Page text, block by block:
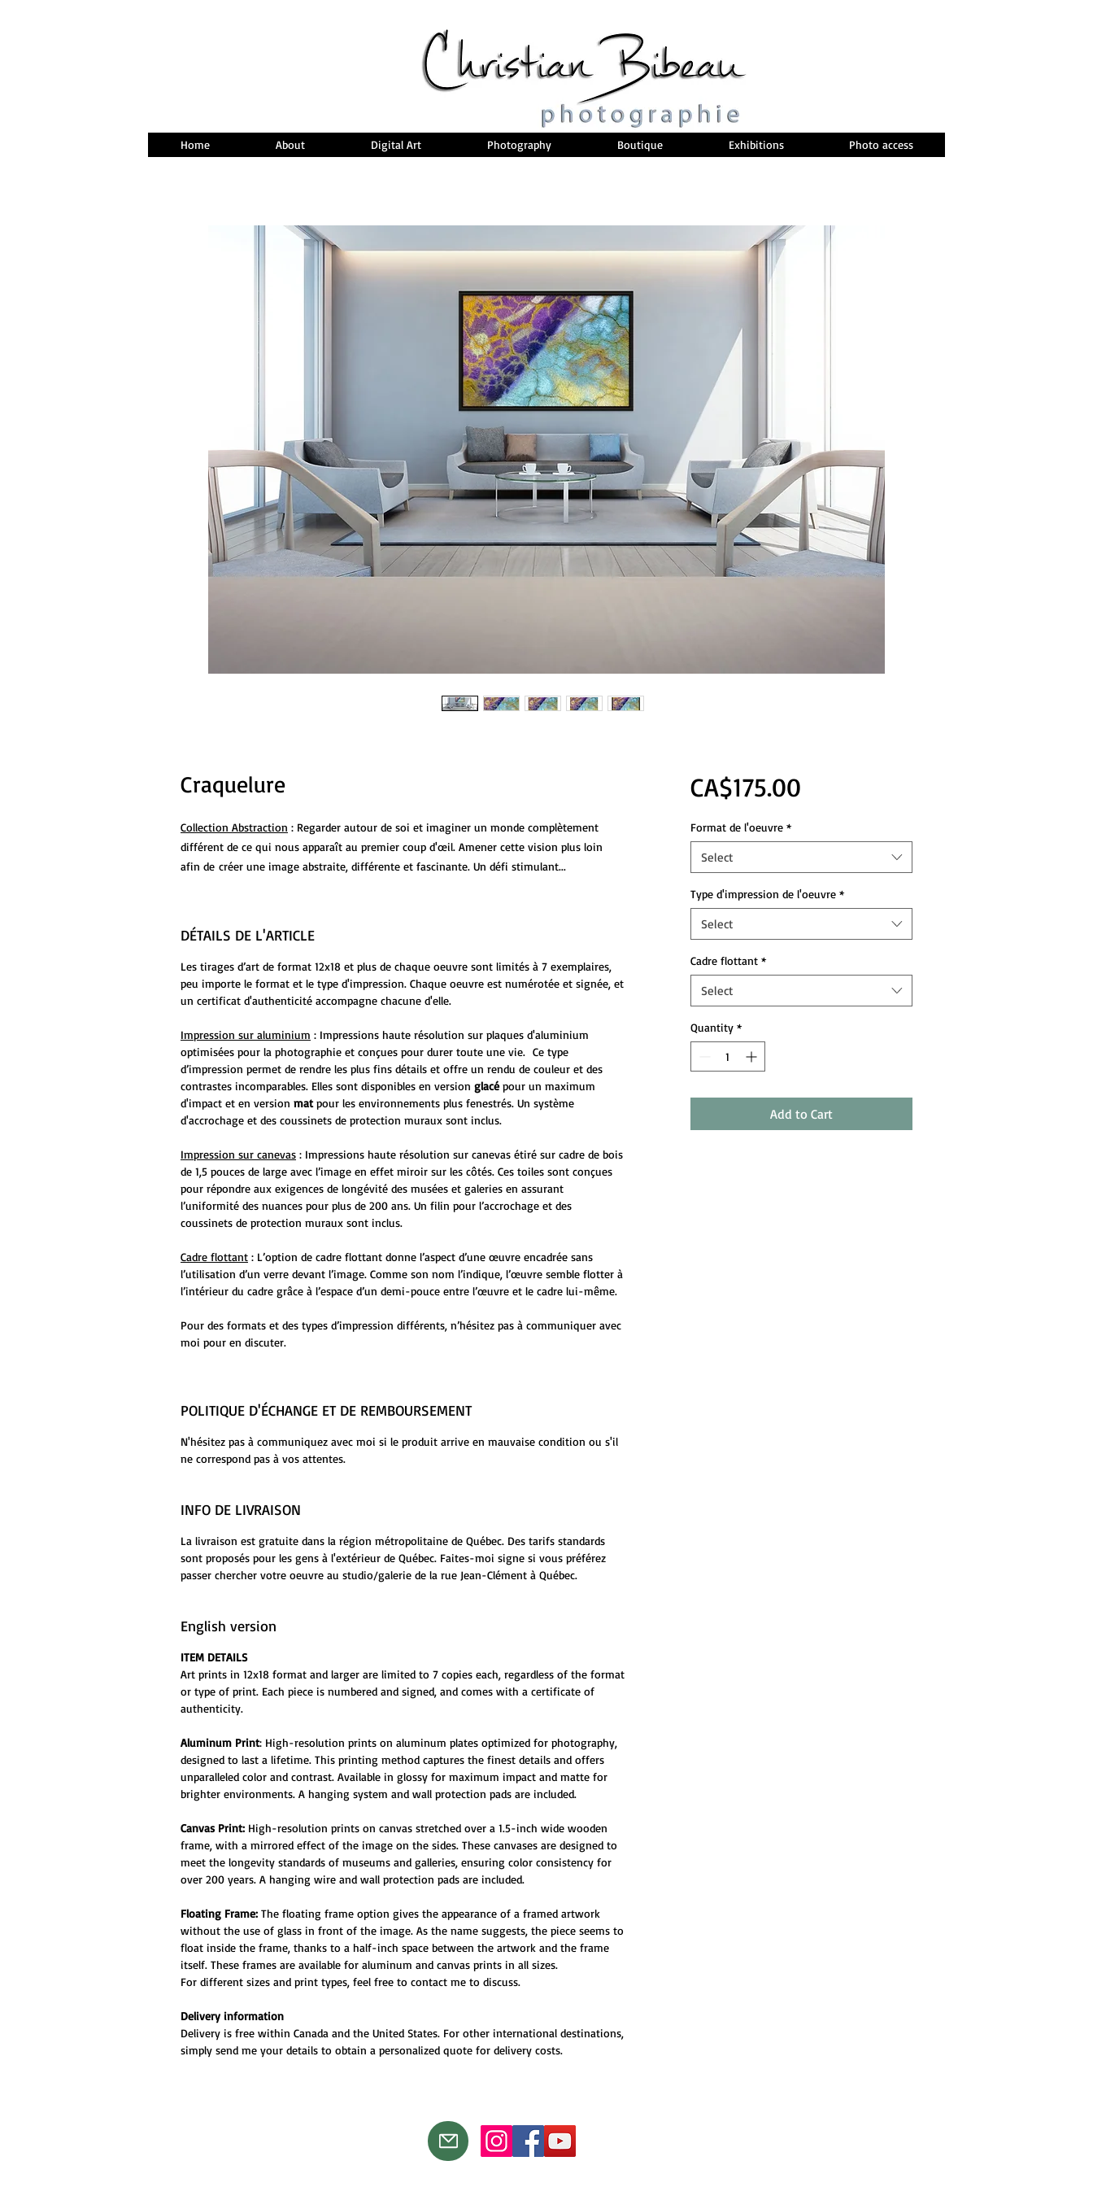
Home About Digital Art Photography Boutique Exhibitions Photo access
Craquelure
Collection Abstraction : Regarder autour de soi et imaginer un monde complètement
différent de ce qui nous apparaît au premier coup d'œil. Amener cette vision plus loin
afin de créer une image abstraite, différente et fascinante. Un défi stimulant...
DÉTAILS DE L'ARTICLE
Les tirages d’art de format 12x18 et plus de chaque oeuvre sont limités à 7 exemplaires,
peu importe le format et le type d'impression. Chaque oeuvre est numérotée et signée, et
un certificat d'authenticité accompagne chacune d'elle.
Impression sur aluminium : Impressions haute résolution sur plaques d'aluminium
optimisées pour la photographie et conçues pour durer toute une vie. Ce type
d’impression permet de rendre les plus fins détails et offre un rendu de couleur et des
contrastes incomparables. Elles sont disponibles en version glacépour un maximum
d'impact et en version mat pour les environnements plus fenestrés. Un système
d'accrochage et des coussinets de protection muraux sont inclus.
Impression sur canevas : Impressions haute résolution sur canevas étiré sur cadre de bois
de 1,5 pouces de large avec l’image en effet miroir sur les côtés. Ces toiles sont conçues
pour répondre aux exigences de longévité des musées et galeries en assurant
l’uniformité des nuances pour plus de 200 ans. Un filin pour l’accrochage et des
coussinets de protection muraux sont inclus.
Cadre flottant : L’option de cadre flottant donne l’aspect d’une œuvre encadrée sans
l’utilisation d’un verre devant l’image. Comme son nom l’indique, l’œuvre semble flotter à
l’intérieur du cadre grâce à l’espace d’un demi-pouce entre l’œuvre et le cadre lui-même.
Pour des formats et des types d’impression différents, n’hésitez pas à communiquer avec
moi pour en discuter.
POLITIQUE D'ÉCHANGE ET DE REMBOURSEMENT
N'hésitez pas à communiquez avec moi si le produit arrive en mauvaise condition ou s'il
ne correspond pas à vos attentes.
INFO DE LIVRAISON
La livraison est gratuite dans la région métropolitaine de Québec. Des tarifs standards
sont proposés pour les gens à l'extérieur de Québec. Faites-moi signe si vous préférez
passer chercher votre oeuvre au studio/galerie de la rue Jean-Clément à Québec.
English version
ITEM DETAILS
Art prints in 12x18 format and larger are limited to 7 copies each, regardless of the format
or type of print. Each piece is numbered and signed, and comes with a certificate of
authenticity.
Aluminum Print: High-resolution prints on aluminum plates optimized for photography,
designed to last a lifetime. This printing method captures the finest details and offers
unparalleled color and contrast. Available in glossy for maximum impact and matte for
brighter environments. A hanging system and wall protection pads are included.
Canvas Print: High-resolution prints on canvas stretched over a 1.5-inch wide wooden
frame, with a mirrored effect of the image on the sides. These canvases are designed to
meet the longevity standards of museums and galleries, ensuring color consistency for
over 200 years. A hanging wire and wall protection pads are included.
Floating Frame: The floating frame option gives the appearance of a framed artwork
without the use of glass in front of the image. As the name suggests, the piece seems to
float inside the frame, thanks to a half-inch space between the artwork and the frame
itself. These frames are available for aluminum and canvas prints in all sizes.
For different sizes and print types, feel free to contact me to discuss.
Delivery information
Delivery is free within Canada and the United States. For other international destinations,
simply send me your details to obtain a personalized quote for delivery costs.
CA$175.00Price
Format de l'oeuvre *
Select
Type d'impression de l'oeuvre *
Select
Cadre flottant *
Select
Quantity *
Add to Cart